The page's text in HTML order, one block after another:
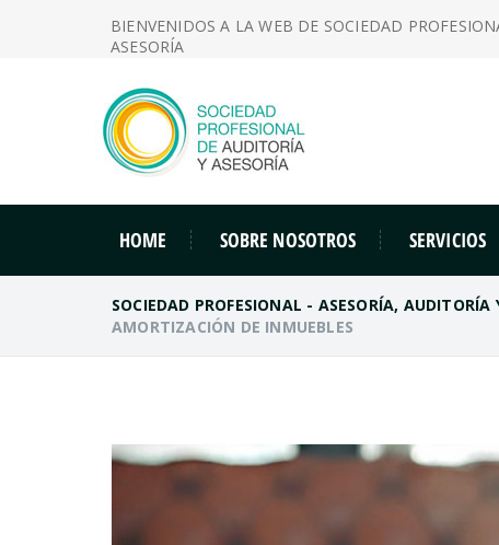
BIENVENIDOS A LA WEB DE SOCIEDAD
ASESORÍA
HOME SOBRE NOSOTROS SERVICIOS
SOCIEDAD PROFESIONAL - ASESORÍA,
AMORTIZACIÓN DE INMUEBLES